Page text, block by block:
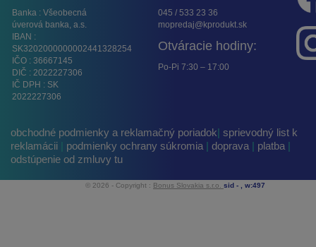
Banka : Všeobecná
úverová banka, a.s.
IBAN :
SK3202000000002441328254
IČO : 36667145
DIČ : 2022227306
IČ DPH : SK
2022227306
045 / 533 23 36
mopredaj@kprodukt.sk
Otváracie hodiny:
Po-Pi 7:30 – 17:00
obchodné podmienky a reklamačný poriadok| sprievodný list k
reklamácii
podmienky ochrany súkromia | doprava | platba |
odstúpenie od zmluvy tu
© 2026 - Copyright : Bonus Slovakia s.r.o. sid - , w:497